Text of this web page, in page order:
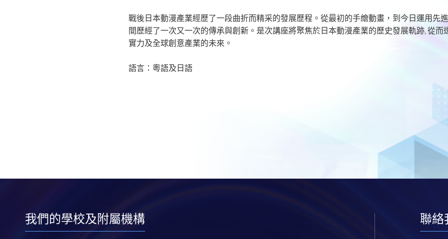
戰後日本動漫產業經歷了一段曲折而精采的發展歷程。從最初的手繪動畫，到今日運用先
間歷經了一次又一次的傳承與創新。是次講座將聚焦於日本動漫產業的歷史發展軌跡, 從
實力及全球創意產業的未來。
語言：粵語及日語
我們的學校及附屬機構 聯絡